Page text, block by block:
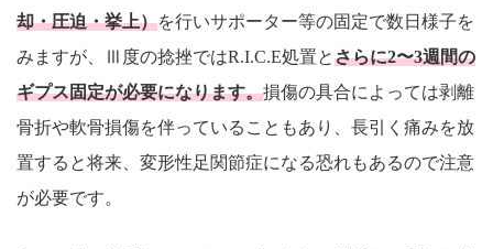
却・圧迫・挙上）を行いサポーター等の固定で数日様子を
みますが、Ⅲ度の捻挫ではR.I.C.E処置とさらに2〜3週間の
ギプス固定が必要になります。損傷の具合によっては剥離
骨折や軟骨損傷を伴っていることもあり、長引く痛みを放
置すると将来、変形性足関節症になる恐れもあるので注意
が必要です。